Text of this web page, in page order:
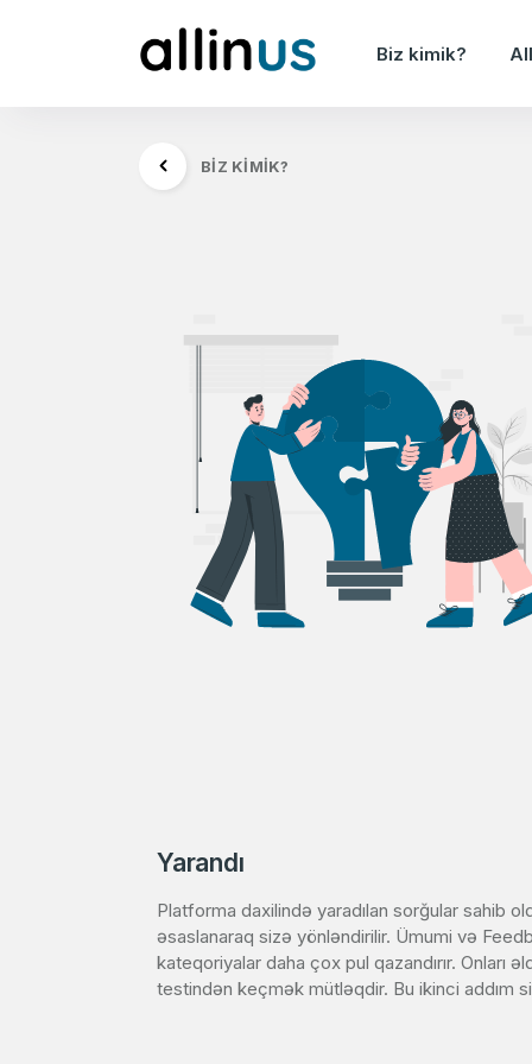
Biz kimik?
BIZ KIMIK?
Yarandı
Platforma daxilində yaradılan sorğular sahib
əsaslanaraq sizə yönləndirilir. Ümumi və
kateqoriyalar daha çox pul qazandırır. Onları
testindən keçmək mütləqdir. Bu ikinci addım